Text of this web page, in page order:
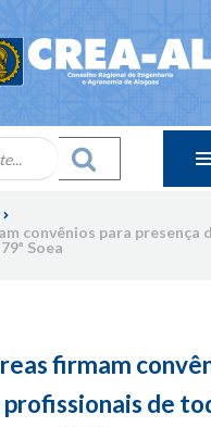
convênios para presença
Soea
firmam
de